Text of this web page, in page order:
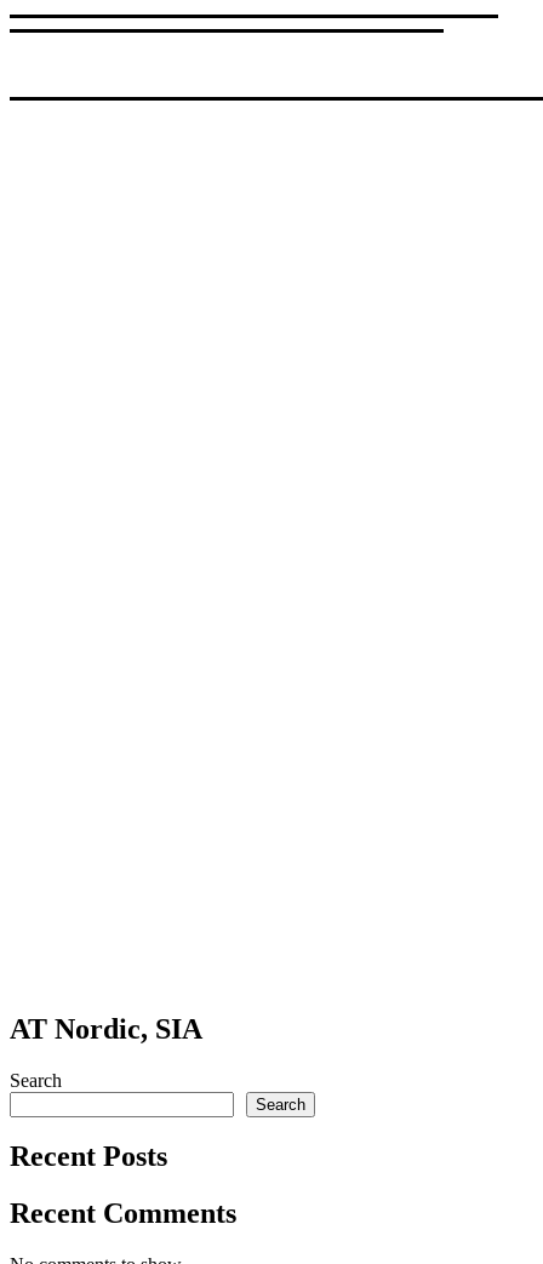
AT Nordic, SIA
Search
Search
Recent Posts
Recent Comments